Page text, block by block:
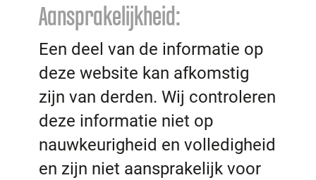
Aansprakelijkheid:
Een deel van de informatie op
deze website kan afkomstig
zijn van derden. Wij controleren
deze informatie niet op
nauwkeurigheid en volledigheid
en zijn niet aansprakelijk voor